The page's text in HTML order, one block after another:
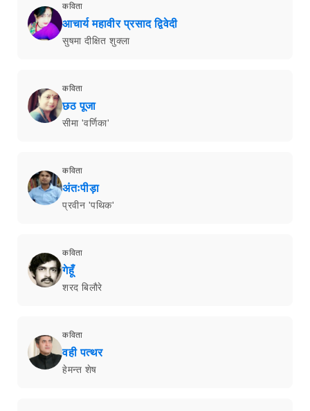
कविता
आचार्य महावीर प्रसाद द्विवेदी
सुषमा दीक्षित शुक्ला
कविता
छठ पूजा
सीमा 'वर्णिका'
कविता
अंतःपीड़ा
प्रवीन 'पथिक'
कविता
गेहूँ
शरद बिलाैरे
कविता
वही पत्थर
हेमन्त शेष